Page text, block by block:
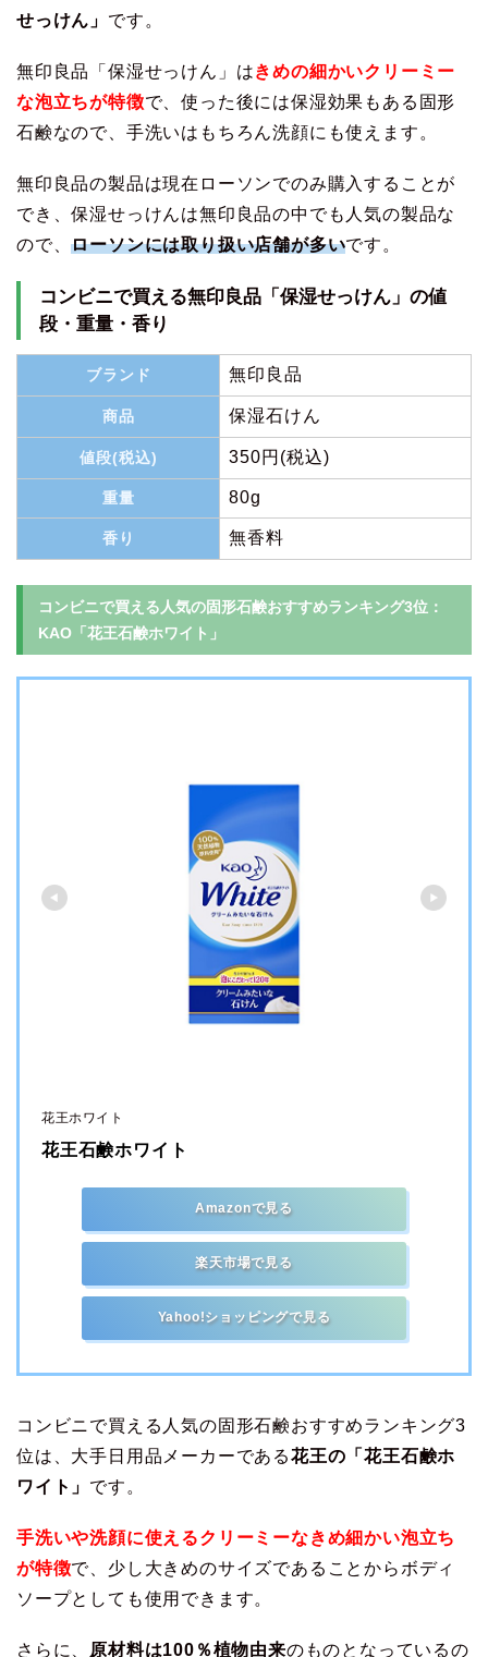
せっけん」 です。
無印良品「保湿せっけん」はきめの細かいクリーミー
な泡立ちが特徴で、使った後には保湿効果もある固形
石鹸なので、手洗いはもちろん洗顔にも使えます。
無印良品の製品は現在ローソンでのみ購入することが
でき、保湿せっけんは無印良品の中でも人気の製品な
ので、ローソンには取り扱い店舗が多いです。
コンビニで買える無印良品「保湿せっけん」の値
段・重量・香り
ブランド 無印良品
商品 保湿石けん
値段(税込) 350円(税込)
重量 80g
香り 無香料
コンビニで買える人気の固形石鹸おすすめランキング3位：
KAO「花王石鹸ホワイト」
花王ホワイト
花王石鹸ホワイト
Amazonで見る
楽天市場で見る
Yahoo!ショッピングで見る
コンビニで買える人気の固形石鹸おすすめランキング3
位は、大手日用品メーカーである花王の「花王石鹸ホ
ワイト」 です。
手洗いや洗顔に使えるクリーミーなきめ細かい泡立ち
が特徴で、少し大きめのサイズであることからボディ
ソープとしても使用できます。
さらに、 原材料は100％植物由来のものとなっているの